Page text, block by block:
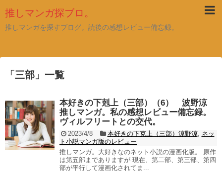
推しマンガ探ブロ。
推しマンガを探すブログ。読後の感想レビュー備忘録。
「 三部 」 一覧
本好きの下剋上（三部）（6） 波野涼
推しマンガ。私の感想レビュー備忘録。
ヴィルフリートとの交代。
2023/4/8 本好きの下克上（三部）涼野涼, ネッ
ト小説マンガ版のレビュー
推しマンガ。大好きなのネット小説の漫画化版。 原作
は第五部までありますが 現在、第二部、第三部、第四
部が平行して漫画化されてま...